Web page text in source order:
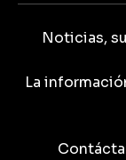
Noticias,
La